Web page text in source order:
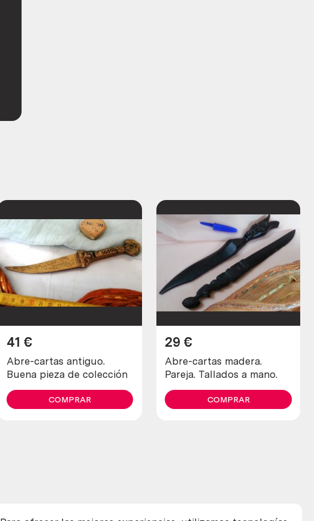
Abre-cartas antiguo.
Buena pieza de colección
41 €
COMPRAR
Abre-cartas madera.
Pareja. Tallados a mano.
29 €
COMPRAR